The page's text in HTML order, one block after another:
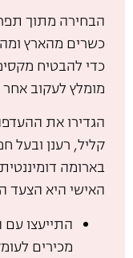
הבחירה מתוך
כשרים מהארץ
כדי להבטיח
מומלץ לעקוב
הגדירו את
קליל, רענן ובעל
בארומה
האישי היא הצעד
מכירים